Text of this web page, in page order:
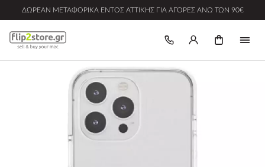
ΔΩΡΕΆΝ ΜΕΤΑΦΟΡΙΚΆ ΕΝΤΌΣ ΑΤΤΙΚΉΣ ΓΙΑ ΑΓΟΡΈΣ ΆΝΩ ΤΩΝ 90€